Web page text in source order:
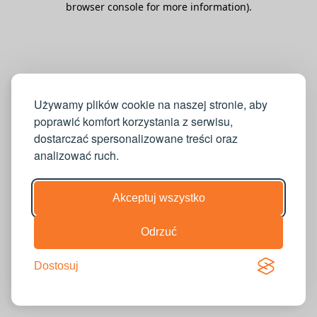
Używamy plików cookie na naszej stronie, aby
poprawić komfort korzystania z serwisu,
dostarczać spersonalizowane treści oraz
analizować ruch.
Akceptuj wszystko
Odrzuć
Dostosuj
browser console for more information).